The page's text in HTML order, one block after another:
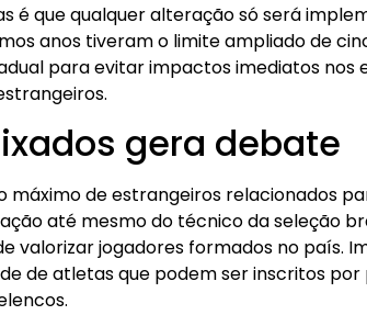
é que qualquer alteração só será
anos tiveram o limite ampliado de
para evitar impactos imediatos nos
gera debate
máximo de estrangeiros relacionados
até mesmo do técnico da seleção
valorizar jogadores formados no país.
de atletas que podem ser inscritos